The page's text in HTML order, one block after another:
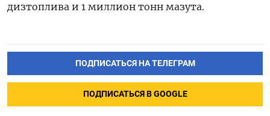
дизтоплива и ‌1 миллион тонн мазута.
ПОДПИСАТЬСЯ НА ТЕЛЕГРАМ
ПОДПИСАТЬСЯ В GOOGLE